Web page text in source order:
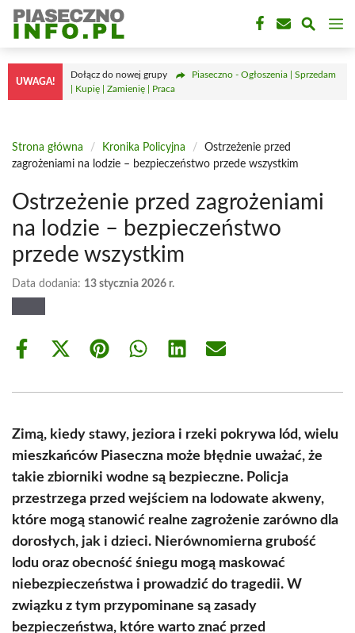
Przejdź
treści
UWAGA!
Dołącz do nowej grupy
Piaseczno - Ogłoszenia | Sprzedam
| Kupię | Zamienię | Praca
Strona główna / Kronika Policyjna /
Ostrzeżenie przed
zagrożeniami na lodzie – bezpieczeństwo przede wszystkim
Ostrzeżenie przed zagrożeniami
na lodzie – bezpieczeństwo
przede wszystkim
Data dodania: 13 stycznia 2026 r.
Share
Share
(Twitter)
Share Share Share Share
Zimą, kiedy stawy, jeziora i rzeki pokrywa lód, wielu
mieszkańców Piaseczna może błędnie uważać, że
takie zbiorniki wodne są bezpieczne. Policja
przestrzega przed wejściem na lodowate akweny,
które mogą stanowić realne zagrożenie zarówno dla
dorosłych, jak i dzieci. Nierównomierna grubość
lodu oraz obecność śniegu mogą maskować
niebezpieczeństwa i prowadzić do tragedii. W
związku z tym przypominane są zasady
bezpieczeństwa, które warto znać przed